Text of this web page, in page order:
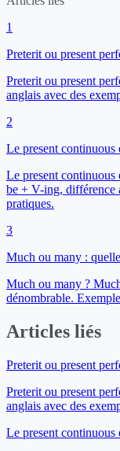
1
Preterit ou present
Preterit ou present
anglais avec des
2
Le present continuous
Le present
be + V-ing, différence
pratiques.
3
Much ou many :
Much ou many ?
dénombrable.
Articles liés
Preterit ou present
Preterit ou present
anglais avec des
Le present continuous